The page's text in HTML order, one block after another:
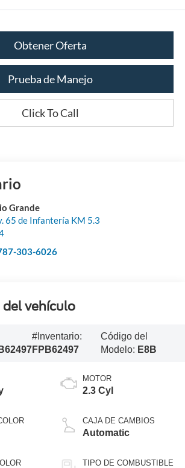
Obtener Oferta
Prueba de Manejo
Click To Call
Grande
65 de Infantería KM 5.3
303-6026
vehículo
#Inventario:
FPB62497
Código del
Modelo: E8B
MOTOR
2.3 Cyl
CAJA DE CAMBIOS
Automatic
TIPO DE COMBUSTIBLE